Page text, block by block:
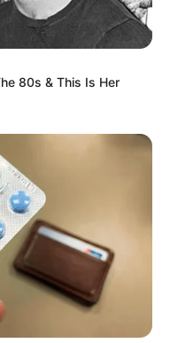
80s & This Is Her